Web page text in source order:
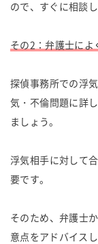
ので、すぐに相談
その2：弁護士によ
探偵事務所での浮
気・不倫問題に詳
ましょう。
浮気相手に対して
要です。
そのため、弁護士
意点をアドバイス